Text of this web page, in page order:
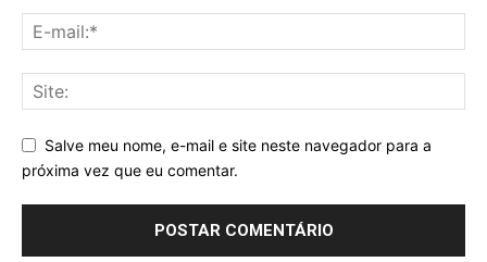
Salve meu nome, e-mail e site neste navegador para a
próxima vez que eu comentar.